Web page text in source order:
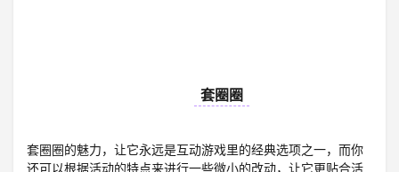
套圈圈
套圈圈的魅力，让它永远是互动游戏里的经典选项之一，而你
还可以根据活动的特点来进行一些微小的改动，让它更贴合活